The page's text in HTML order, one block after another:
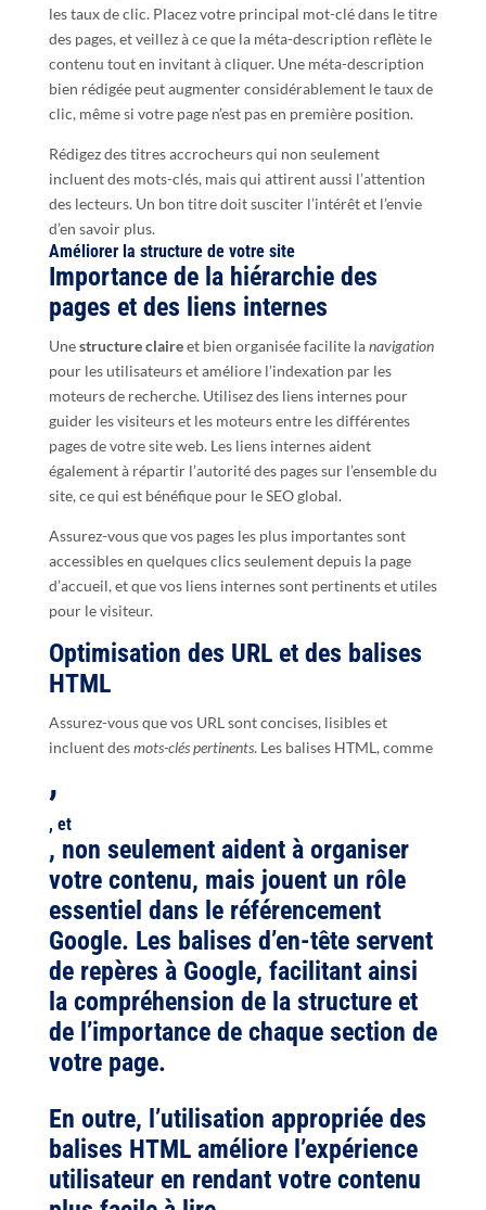
les taux de clic. Placez votre principal mot-clé dans le titre
des pages, et veillez à ce que la méta-description reflète le
contenu tout en invitant à cliquer. Une méta-description
bien rédigée peut augmenter considérablement le taux de
clic, même si votre page n’est pas en première position.
Rédigez des titres accrocheurs qui non seulement
incluent des mots-clés, mais qui attirent aussi l’attention
des lecteurs. Un bon titre doit susciter l’intérêt et l’envie
d’en savoir plus.
Améliorer la structure de votre site
Importance de la hiérarchie des
pages et des liens internes
Unestructure claireet bien organisée facilite lanavigation
pour les utilisateurs et améliore l’indexation par les
moteurs de recherche. Utilisez des liens internes pour
guider les visiteurs et les moteurs entre les différentes
pages de votre site web. Les liens internes aident
également à répartir l’autorité des pages sur l’ensemble du
site, ce qui est bénéfique pour le SEO global.
Assurez-vous que vos pages les plus importantes sont
accessibles en quelques clics seulement depuis la page
d’accueil, et que vos liens internes sont pertinents et utiles
pour le visiteur.
Optimisation des URL et des balises
HTML
Assurez-vous que vos URL sont concises, lisibles et
incluent desmots-clés pertinents. Les balises HTML, comme
,
, et
, non seulement aident à organiser
votre contenu, mais jouent un rôle
essentiel dans le référencement
Google. Les balises d’en-tête servent
de repères à Google, facilitant ainsi
la compréhension de la structure et
de l’importance de chaque section de
votre page.
En outre, l’utilisation appropriée des
balises HTML améliore l’expérience
utilisateur en rendant votre contenu